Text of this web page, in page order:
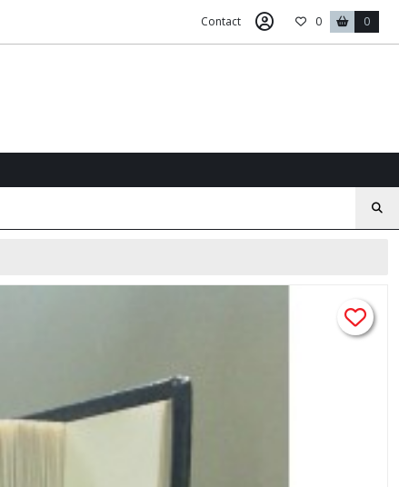
Contact 0 0